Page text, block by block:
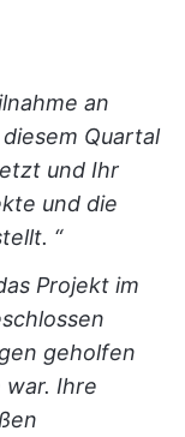
an
Quartal
und Ihr
und die
“
Projekt im
geholfen
Ihre